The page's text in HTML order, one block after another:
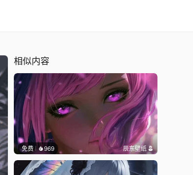
相似内容
免费 969 辰东壁纸